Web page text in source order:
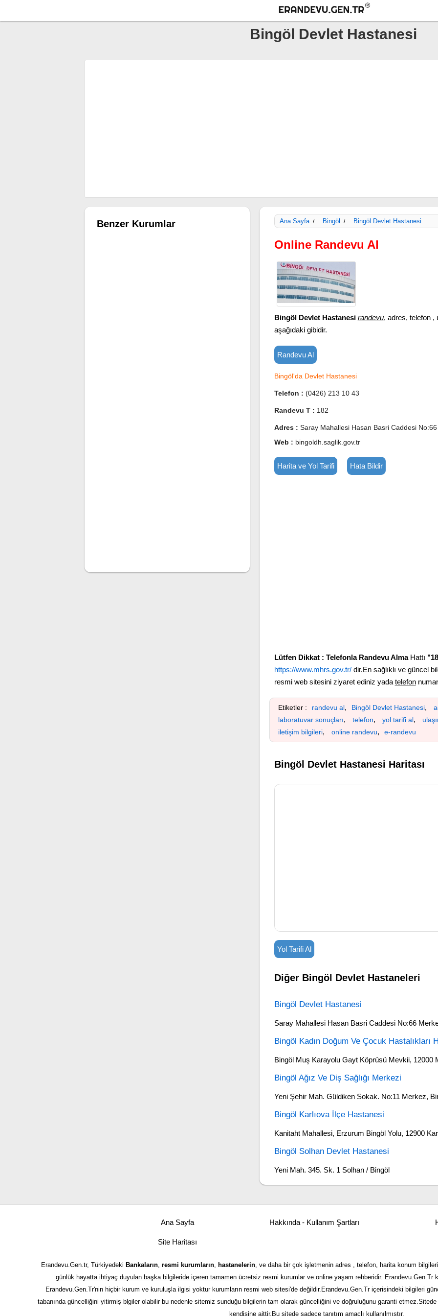
Bingöl Devlet Hastanesi
Ana Sayfa / Bingöl / Bingöl Devlet Hastanesi
Online Randevu Al
Bingöl Devlet Hastanesi randevu, adres, telefon ,
aşağıdaki gibidir.
Randevu Al
Bingöl'da Devlet Hastanesi
Telefon : (0426) 213 10 43
Randevu T : 182
Adres : Saray Mahallesi Hasan Basri Caddesi
Web : bingoldh.saglik.gov.tr
Harita ve Yol Tarifi Hata Bildir
Lütfen Dikkat : Telefonla Randevu AlmaHattı
https://www.mhrs.gov.tr/dir.En sağlıklı ve güncel
resmi web sitesini ziyaret ediniz yada telefon
Etiketler : randevu al, Bingöl Devlet Hastanesi,
laboratuvar sonuçları, telefon, yol tarifi al,
iletişim bilgileri, online randevu, e-randevu
Bingöl Devlet Hastanesi Haritası
Yol Tarifi Al
Diğer Bingöl Devlet Hastaneleri
Bingöl Devlet Hastanesi
Saray Mahallesi Hasan Basri Caddesi No:66
Bingöl Kadın Doğum Ve Çocuk Hastalıkları
Bingöl Muş Karayolu Gayt Köprüsü Mevkii, 12000
Bingöl Ağız Ve Diş Sağlığı Merkezi
Yeni Şehir Mah. Güldiken Sokak. No:11 Merkez,
Bingöl Karlıova İlçe Hastanesi
Kanitaht Mahallesi, Erzurum Bingöl Yolu, 12900
Bingöl Solhan Devlet Hastanesi
Yeni Mah. 345. Sk. 1 Solhan / Bingöl
Benzer Kurumlar
Ana Sayfa Hakkında - Kullanım Şartları
Site Haritası
Erandevu.Gen.tr, Türkiyedeki Bankaların, resmi kurumların, hastanelerin, ve daha bir çok işletmenin adres , telefon, harita konum
günlük hayatta ihtiyaç duyulan başka bilgileride içeren tamamen ücretsizresmi kurumlar ve online yaşam rehberidir. Erandevu.Gen.Tr
Erandevu.Gen.Tr'nin hiçbir kurum ve kuruluşla ilgisi yoktur kurumların resmi web sitesi'de değildir.Erandevu.Gen.Tr içerisindeki bilgileri
tabanında güncelliğini yitirmiş blgiler olabilir bu nedenle sitemiz sunduğu bilgilerin tam olarak güncelliğini ve doğruluğunu garanti etmez.Sitede
kendisine aittir.Bu sitede sadece tanıtım amaçlı kullanılmıştır.